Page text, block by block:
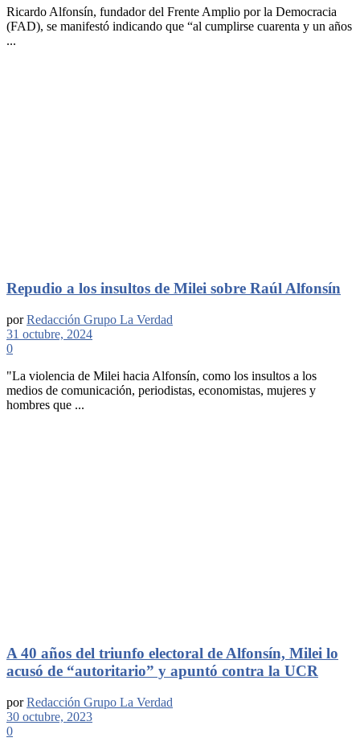
Ricardo Alfonsín, fundador del Frente Amplio por la Democracia
(FAD), se manifestó indicando que “al cumplirse cuarenta y un años
...
Repudio a los insultos de Milei sobre Raúl Alfonsín
por Redacción Grupo La Verdad
31 octubre, 2024
0
"La violencia de Milei hacia Alfonsín, como los insultos a los
medios de comunicación, periodistas, economistas, mujeres y
hombres que ...
A 40 años del triunfo electoral de Alfonsín, Milei lo
acusó de “autoritario” y apuntó contra la UCR
por Redacción Grupo La Verdad
30 octubre, 2023
0